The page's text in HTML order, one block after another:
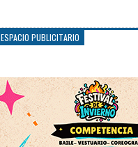
CULTURA
GENERAL
ESPACIO PUBLICITARIO